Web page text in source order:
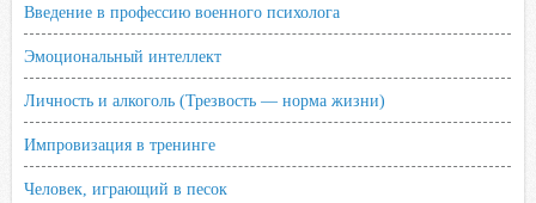
Введение в профессию военного психолога
Эмоциональный интеллект
Личность и алкоголь (Трезвость — норма жизни)
Импровизация в тренинге
Человек, играющий в песок